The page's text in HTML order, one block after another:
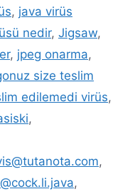
, java virüs
nedir, Jigsaw,
, jpeg onarma,
size teslim
edilemedi virüs,
,
,
,